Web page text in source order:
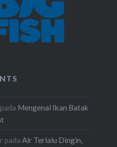
pada Mengenal Ikan Batak
pada Air Terlalu Dingin,